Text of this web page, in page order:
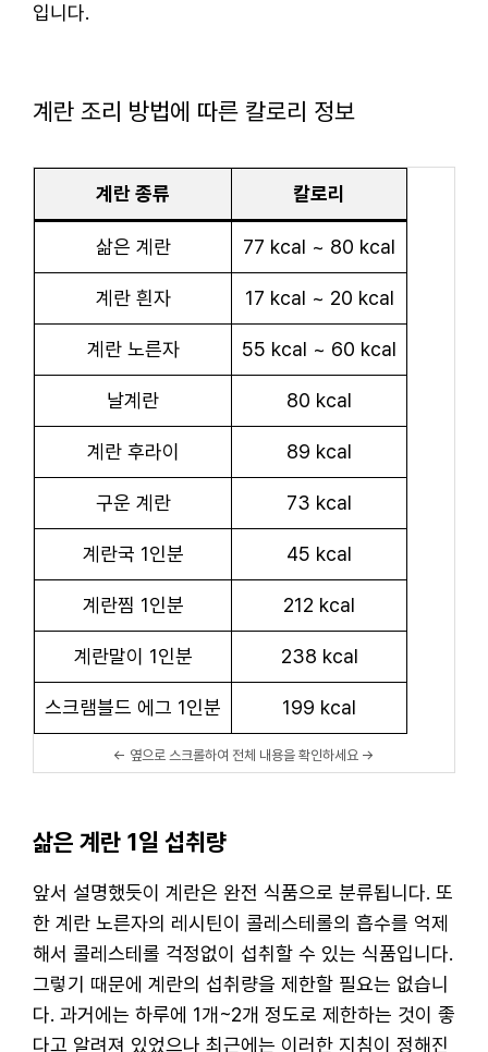
입니다.
계란 조리 방법에 따른 칼로리 정보
계란 종류 칼로리
삶은 계란 77 kcal ~ 80 kcal
계란 흰자 17 kcal ~ 20 kcal
계란 노른자 55 kcal ~ 60 kcal
날계란 80 kcal
계란 후라이 89 kcal
구운 계란 73 kcal
계란국 1인분 45 kcal
계란찜 1인분 212 kcal
계란말이 1인분 238 kcal
스크램블드 에그 1인분 199 kcal
삶은 계란 1일 섭취량
앞서 설명했듯이 계란은 완전 식품으로 분류됩니다. 또
한 계란 노른자의 레시틴이 콜레스테롤의 흡수를 억제
해서 콜레스테롤 걱정없이 섭취할 수 있는 식품입니다.
그렇기 때문에 계란의 섭취량을 제한할 필요는 없습니
다. 과거에는 하루에 1개~2개 정도로 제한하는 것이 좋
다고 알려져 있었으나 최근에는 이러한 지침이 정해진